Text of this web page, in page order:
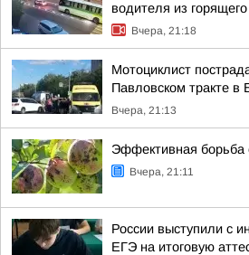
водителя из горящего
Вчера, 21:18
Мотоциклист
Павловском тракте в
Вчера, 21:13
Эффективная борьба
Вчера, 21:11
России выступили с
ЕГЭ на итоговую